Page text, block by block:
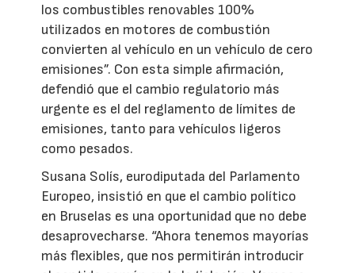
los combustibles renovables 100%
utilizados en motores de combustión
convierten al vehículo en un vehículo de cero
emisiones”. Con esta simple afirmación,
defendió que el cambio regulatorio más
urgente es el del reglamento de límites de
emisiones, tanto para vehículos ligeros
como pesados.
Susana Solís, eurodiputada del Parlamento
Europeo, insistió en que el cambio político
en Bruselas es una oportunidad que no debe
desaprovecharse. “Ahora tenemos mayorías
más flexibles, que nos permitirán introducir